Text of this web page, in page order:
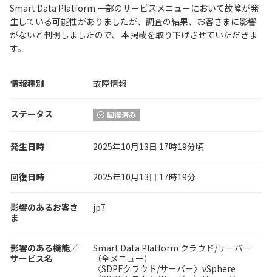
Smart Data Platform 一部のサービスメニューにおいて故障が発
生している可能性がありましたが、調査の結果、お客さまに影響
がないと判明しましたので、 本掲載を取り下げさせていただきま
す。
情報種別 故障情報
ステータス 回復済み
発生日時 2025年10月13日 17時19分頃
回復日時 2025年10月13日 17時19分
影響のあるお客さ
ま
jp7
影響のある機能／
サービス名
Smart Data Platform クラウド/サーバー
（全メニュー）
〈SDPFクラウド/サーバー〉vSphere